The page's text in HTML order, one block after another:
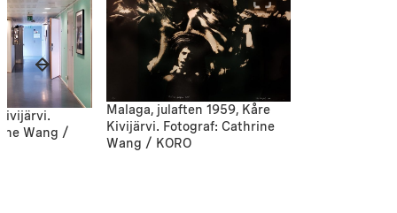
Wang /
Malaga, julaften 1959, Kåre
Kivijärvi. Fotograf: Cathrine
Wang / KORO